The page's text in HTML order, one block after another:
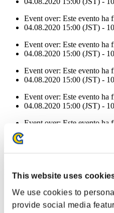
This website uses
We use cookies to
provide social media
Event over: Este evento ha
04.08.2020 15:00 (JST) -
Event over: Este evento ha
04.08.2020 15:00 (JST) -
Event over: Este evento ha
04.08.2020 15:00 (JST) -
Event over: Este evento ha
04.08.2020 15:00 (JST) -
Event over: Este evento ha
04.08.2020 15:00 (JST) -
Recompensas de evento
Por logros
Nvl. de personaje: 100 o